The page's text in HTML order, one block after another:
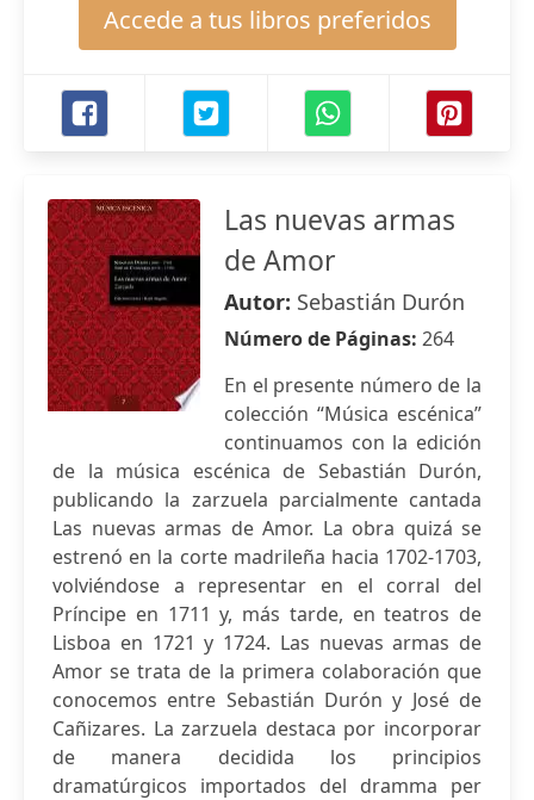
Accede a tus libros preferidos
Las nuevas armas
de Amor
Autor: Sebastián Durón
Número de Páginas: 264
En el presente número de la
colección “Música escénica”
continuamos con la edición
de la música escénica de Sebastián Durón,
publicando la zarzuela parcialmente cantada
Las nuevas armas de Amor. La obra quizá se
estrenó en la corte madrileña hacia 1702-1703,
volviéndose a representar en el corral del
Príncipe en 1711 y, más tarde, en teatros de
Lisboa en 1721 y 1724. Las nuevas armas de
Amor se trata de la primera colaboración que
conocemos entre Sebastián Durón y José de
Cañizares. La zarzuela destaca por incorporar
de manera decidida los principios
dramatúrgicos importados del dramma per